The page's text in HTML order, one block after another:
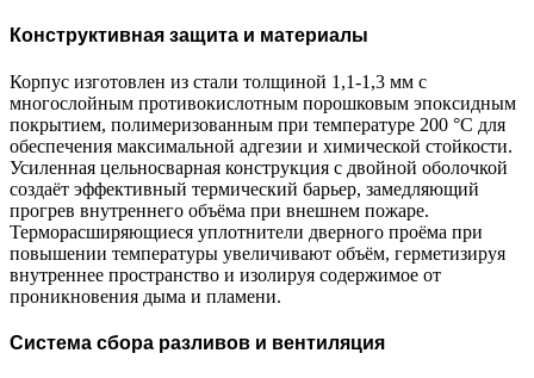
Конструктивная защита и материалы
Корпус изготовлен из стали толщиной 1,1-1,3 мм с
многослойным противокислотным порошковым эпоксидным
покрытием, полимеризованным при температуре 200 °C для
обеспечения максимальной адгезии и химической стойкости.
Усиленная цельносварная конструкция с двойной оболочкой
создаёт эффективный термический барьер, замедляющий
прогрев внутреннего объёма при внешнем пожаре.
Терморасширяющиеся уплотнители дверного проёма при
повышении температуры увеличивают объём, герметизируя
внутреннее пространство и изолируя содержимое от
проникновения дыма и пламени.
Система сбора разливов и вентиляция